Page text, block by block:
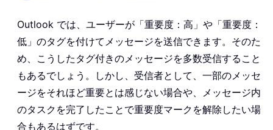
Outlook では、ユーザーが「重要度：高」や「重要度：
低」のタグを付けてメッセージを送信できます。そのた
め、こうしたタグ付きのメッセージを多数受信すること
もあるでしょう。しかし、受信者として、一部のメッセ
ージをそれほど重要とは感じない場合や、メッセージ内
のタスクを完了したことで重要度マークを解除したい場
合もあるはずです。